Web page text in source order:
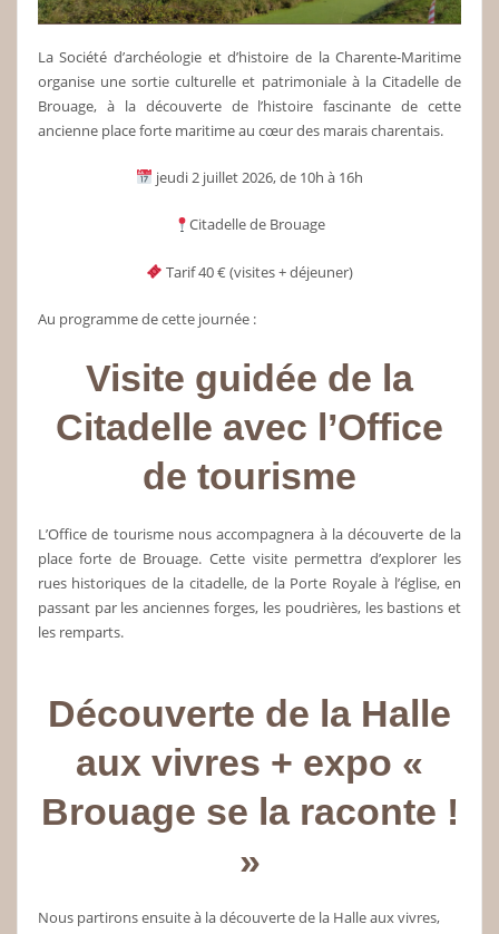
La Société d’archéologie et d’histoire de la Charente-Maritime
organise une sortie culturelle et patrimoniale à la Citadelle de
Brouage, à la découverte de l’histoire fascinante de cette
ancienne place forte maritime au cœur des marais charentais.
jeudi 2 juillet 2026, de 10h à 16h
Citadelle de Brouage
Tarif 40 € (visites + déjeuner)
Au programme de cette journée :
Visite guidée de la
Citadelle avec l’Office
de tourisme
L’Office de tourisme nous accompagnera à la découverte de la
place forte de Brouage. Cette visite permettra d’explorer les
rues historiques de la citadelle, de la Porte Royale à l’église, en
passant par les anciennes forges, les poudrières, les bastions et
les remparts.
Découverte de la Halle
aux vivres + expo «
Brouage se la raconte !
»
Nous partirons ensuite à la découverte de la Halle aux vivres,